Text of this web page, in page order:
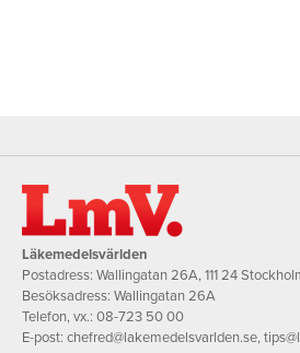
Läkemedelsvärlden
Postadress: Wallingatan 26A, 111 24
Besöksadress: Wallingatan 26A
Telefon, vx.: 08-723 50 00
E-post: chefred@lakemedelsvarlden.se,